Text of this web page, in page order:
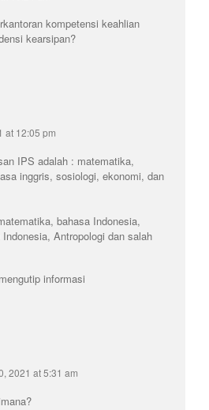
kompetensi keahlian
kearsipan?
at 12:05 pm
IPS adalah : matematika,
inggris, sosiologi, ekonomi, dan
bahasa Indonesia,
Antropologi dan salah
informasi
2021 at 5:31 am